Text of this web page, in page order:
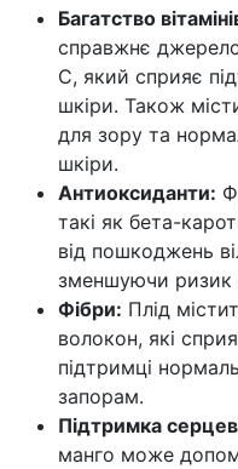
Багатство
справжнє джерело
C, який сприяє
шкіри. Також
для зору та
шкіри.
Антиоксиданти:
такі як бета-
від пошкоджень
зменшуючи ризик
Фібри: Плід
волокон, які
підтримці
запорам.
Підтримка
манго може